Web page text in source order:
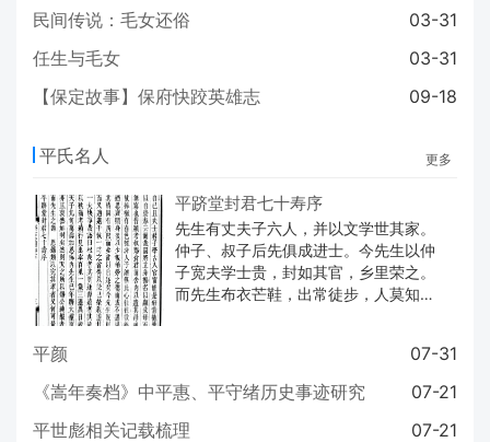
民间传说：毛女还俗
03-31
任生与毛女
03-31
【保定故事】保府快跤英雄志
09-18
平氏名人 更多
平跻堂封君七十寿序
先生有丈夫子六人，并以文学世其家。
仲子、叔子后先俱成进士。今先生以仲
子宽夫学士贵，封如其官，乡里荣之。
而先生布衣芒鞋，出常徒步，人莫知其
平颜
07-31
《嵩年奏档》中平惠、平守绪历史事迹研究
07-21
平世彪相关记载梳理
07-21